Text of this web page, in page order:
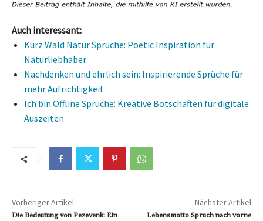
Auch interessant:
Kurz Wald Natur Sprüche: Poetic Inspiration für
Naturliebhaber
Nachdenken und ehrlich sein: Inspirierende Sprüche für
mehr Aufrichtigkeit
Ich bin Offline Sprüche: Kreative Botschaften für digitale
Auszeiten
Vorheriger Artikel
Die Bedeutung von Pezevenk: Ein
Nächster Artikel
Lebensmotto Spruch nach vorne